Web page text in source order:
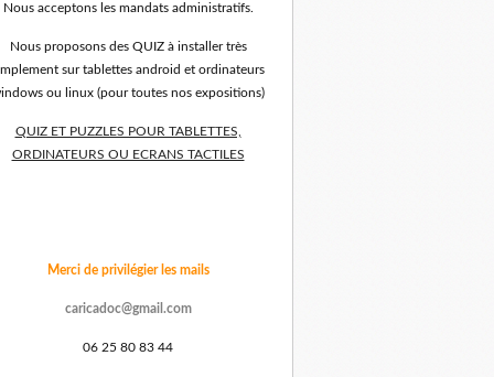
Nous acceptons les mandats administratifs.
Nous proposons des QUIZ à installer très
sur tablettes android et ordinateurs
ou linux (pour toutes nos expositions)
QUIZ ET PUZZLES POUR TABLETTES,
ORDINATEURS OU ECRANS TACTILES
Merci de privilégier les mails
caricadoc@gmail.com
06 25 80 83 44